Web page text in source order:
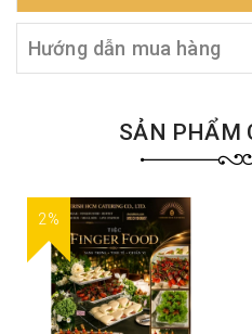
Hướng dẫn mua hàng
SẢN PHẨM
2%